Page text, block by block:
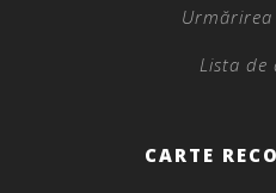
Lista de
CARTE